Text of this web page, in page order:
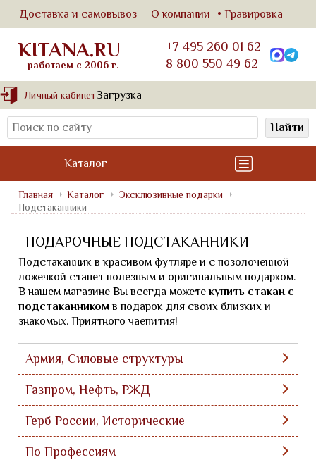
Доставка и самовывоз О компании Гравировка
KITANA.RU
работаем с 2006 г.
+7 495 260 01 62
8 800 550 49 62
Личный кабинетЗагрузка
Найти
Каталог
Главная Каталог
Эксклюзивные подарки
Подстаканники
ПОДАРОЧНЫЕ ПОДСТАКАННИКИ
Подстаканник в красивом футляре и с позолоченной
ложечкой станет полезным и оригинальным подарком.
В нашем магазине Вы всегда можетекупить стакан с
подстаканникомв подарок для своих близких и
знакомых. Приятного чаепития!
Армия, Силовые структуры
Газпром, Нефть, РЖД
Герб России, Исторические
По Профессиям